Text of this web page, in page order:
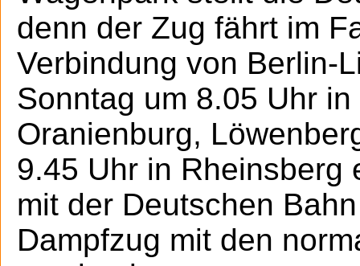
denn der Zug fährt im
Verbindung von Berlin-
Sonntag um 8.05 Uhr
Oranienburg,
9.45 Uhr in Rheinsberg
mit der Deutschen
Dampfzug mit den